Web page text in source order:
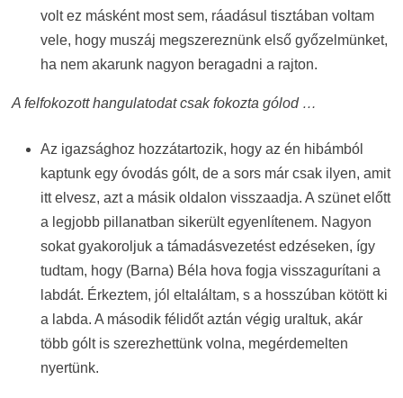
volt ez másként most sem, ráadásul tisztában voltam
vele, hogy muszáj megszereznünk első győzelmünket,
ha nem akarunk nagyon beragadni a rajton.
A felfokozott hangulatodat csak fokozta gólod …
Az igazsághoz hozzátartozik, hogy az én hibámból
kaptunk egy óvodás gólt, de a sors már csak ilyen, amit
itt elvesz, azt a másik oldalon visszaadja. A szünet előtt
a legjobb pillanatban sikerült egyenlítenem. Nagyon
sokat gyakoroljuk a támadásvezetést edzéseken, így
tudtam, hogy (Barna) Béla hova fogja visszagurítani a
labdát. Érkeztem, jól eltaláltam, s a hosszúban kötött ki
a labda. A második félidőt aztán végig uraltuk, akár
több gólt is szerezhettünk volna, megérdemelten
nyertünk.